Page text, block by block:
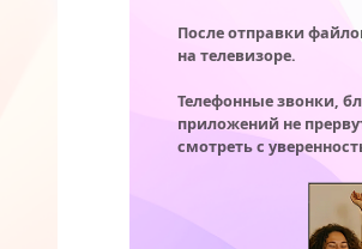
После отправки
на телевизоре.
Телефонные звонки,
приложений не
смотреть с